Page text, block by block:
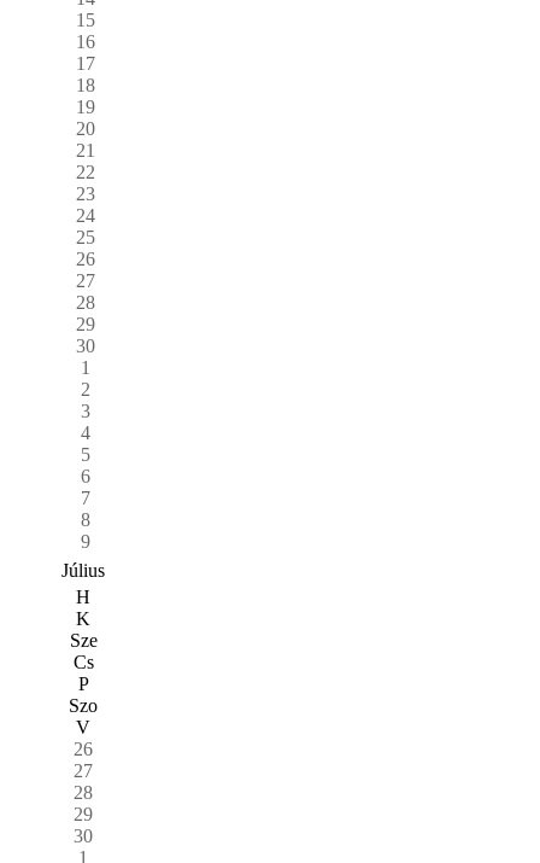
15
16
17
18
19
20
21
22
23
24
25
26
27
28
29
30
1
2
3
4
5
6
7
8
9
Július
H
K
Sze
Cs
P
Szo
V
26
27
28
29
30
1